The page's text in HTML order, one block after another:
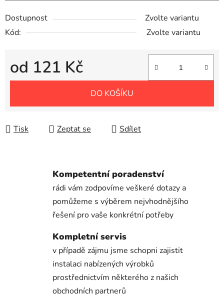
Dostupnost
Zvolte variantu
Kód:
Zvolte variantu
od 121 Kč
Měrná cena:
DO KOŠÍKU
Tisk Zeptat se Sdílet
Kompetentní poradenství
rádi vám zodpovíme veškeré dotazy a
pomůžeme s výběrem nejvhodnějšího
řešení pro vaše konkrétní potřeby
Kompletní servis
v případě zájmu jsme schopni zajistit
instalaci nabízených výrobků
prostřednictvím některého z našich
obchodních partnerů